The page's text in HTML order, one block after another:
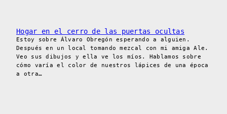
Hogar en el cerro de las puertas ocultas
Estoy sobre Álvaro Obregón esperando a alguien.
Después en un local tomando mezcal con mi amiga Ale.
Veo sus dibujos y ella ve los míos. Hablamos sobre
cómo varía el color de nuestros lápices de una época
a otra…